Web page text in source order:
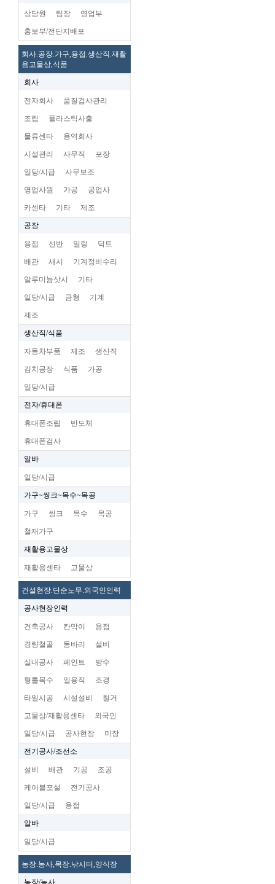
상담원 팀장 영업부
홍보부/전단지배포
회사.공장.가구,용접.생산직.재활
용고물상,식품
회사
전자회사 품질검사관리
조립 플라스틱사출
물류센타 용역회사
시설관리 사무직 포장
일당/시급 사무보조
영업사원 가공 공업사
카센타 기타 제조
공장
용접 선반 밀링 닥트
배관 새시 기계정비수리
알루미늄삿시 기타
일당/시급 금형 기계
제조
생산직/식품
자동차부품 제조 생산직
김치공장 식품 가공
일당/시급
전자/휴대폰
휴대폰조립 반도체
휴대폰검사
알바
일당/시급
가구~씽크~목수~목공
가구 씽크 목수 목공
철재가구
재활용고물상
재활용센타 고물상
건설현장.단순노무.외국인인력
공사현장인력
건축공사 칸막이 용접
경량철골 동바리 설비
실내공사 페인트 방수
형틀목수 일용직 조경
타일시공 시설설비 철거
고물상/재활용센타 외국인
일당/시급 공사현장 미장
전기공사/조선소
설비 배관 기공 조공
케이블포설 전기공사
일당/시급 용접
알바
일당/시급
농장.농사,목장.낚시터,양식장
농장/농사